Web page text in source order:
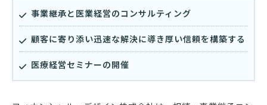
事業継承と医業経営のコンサルティング
顧客に寄り添い迅速な解決に導き厚い信頼を構築する
医療経営セミナーの開催